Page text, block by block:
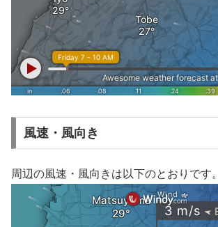
風速・風向き
周辺の風速・風向きは以下のとおりです。